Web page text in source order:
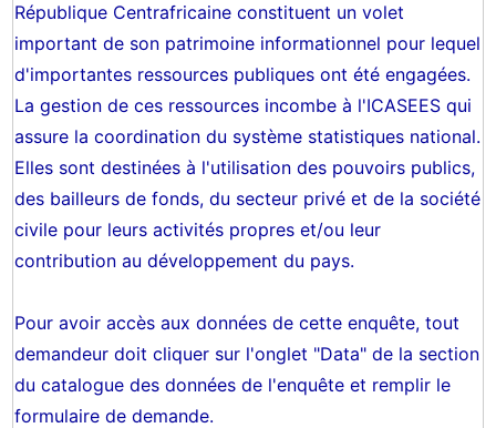
République Centrafricaine constituent un volet
important de son patrimoine informationnel pour lequel
d'importantes ressources publiques ont été engagées.
La gestion de ces ressources incombe à l'ICASEES qui
assure la coordination du système statistiques national.
Elles sont destinées à l'utilisation des pouvoirs publics,
des bailleurs de fonds, du secteur privé et de la société
civile pour leurs activités propres et/ou leur
contribution au développement du pays.
Pour avoir accès aux données de cette enquête, tout
demandeur doit cliquer sur l'onglet "Data" de la section
du catalogue des données de l'enquête et remplir le
formulaire de demande.